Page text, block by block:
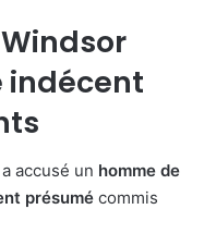
indécent
a accusé un homme de
présumé commis